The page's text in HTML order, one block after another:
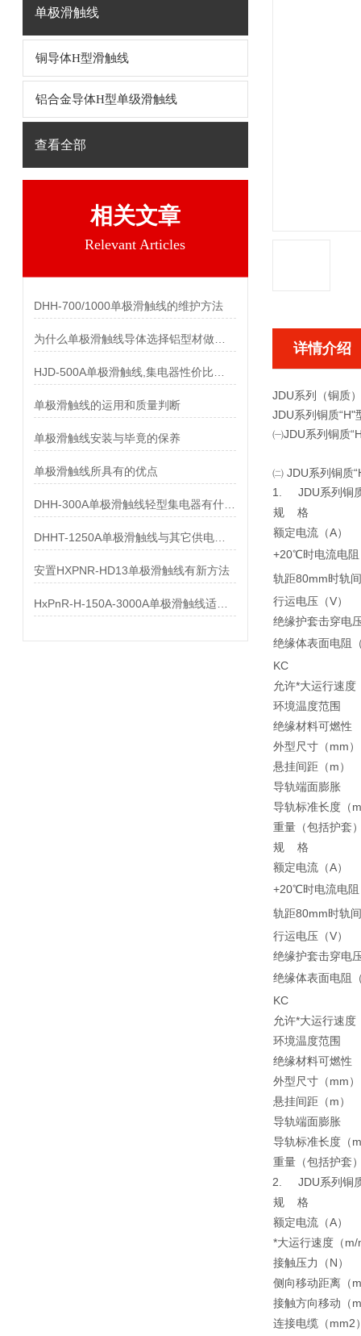
单极滑触线
铜导体H型滑触线
铝合金导体H型单级滑触线
查看全部
相关文章
Relevant Articles
DHH-700/1000单极滑触线的维护方法
单极滑触线的运用和质量判断
单极滑触线安装与毕竟的保养
单极滑触线所具有的优点
安置HXPNR-HD13单极滑触线有新方法
详情介绍
JDU系列（铜质
JDU系列铜质“H"
㈠JDU系列铜质
㈡ JDU系列铜质
1. JDU系列铜质
规 格
额定电流（A）
+20℃时电流电
轨距80mm时轨
行运电压（V）
绝缘护套击穿电
绝缘体表面电阻
KC
允许*大运行速度
环境温度范围
绝缘材料可燃性
外型尺寸（mm）
悬挂间距（m）
导轨端面膨胀
导轨标准长度（
重量（包括护套
规 格
额定电流（A）
+20℃时电流电
轨距80mm时轨
行运电压（V）
绝缘护套击穿电
绝缘体表面电阻
KC
允许*大运行速度
环境温度范围
绝缘材料可燃性
外型尺寸（mm）
悬挂间距（m）
导轨端面膨胀
导轨标准长度（
重量（包括护套
2. JDU系列铜质
规 格
额定电流（A）
*大运行速度（m/
接触压力（N）
侧向移动距离（
接触方向移动（
连接电缆（mm2